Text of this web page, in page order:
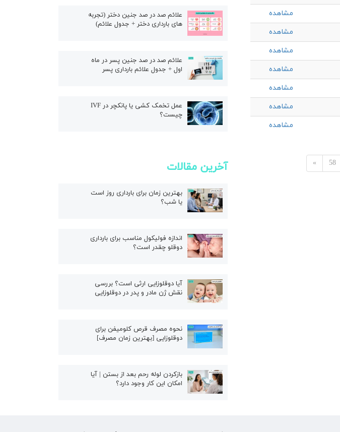
مشاهده
مشاهده
مشاهده
مشاهده
مشاهده
مشاهده
مشاهده
58
»
علائم صد در صد جنین دختر (تجربه
های بارداری دختر + جدول علائم)
علائم صد در صد جنین پسر در ماه
اول + جدول علائم بارداری پسر
عمل تخمک کشی یا پانکچر در IVF
چیست؟
آخرین مقالات
بهترین زمان برای بارداری روز است
یا شب؟
اندازه فولیکول مناسب برای بارداری
دوقلو چقدر است؟
آیا دوقلوزایی ارثی است؟ بررسی
نقش ژن مادر و پدر در دوقلوزایی
نحوه مصرف قرص کلومیفن برای
دوقلوزایی [بهترین زمان مصرف]
بازکردن لوله رحم بعد از بستن | آیا
امکان این کار وجود دارد؟